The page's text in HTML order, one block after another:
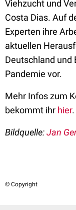
Viehzucht und
Costa Dias. Auf
Experten ihre
aktuellen
Deutschland und
Pandemie vor.
Mehr Infos zum
bekommt ihr hier.
Bildquelle:Jan
© Copyright